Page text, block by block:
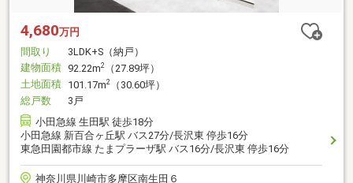
4,680万円
間取り
3LDK+S（納戸）
建物面積 92.22m2
（27.89坪）
土地面積 101.17m2
（30.60坪）
総戸数
3戸
小田急線 生田駅 徒歩18分
小田急線 新百合ヶ丘駅 バス27分/長沢東 停歩16分
東急田園都市線 たまプラーザ駅 バス16分/長沢東 停歩16分
神奈川県川崎市多摩区南生田６